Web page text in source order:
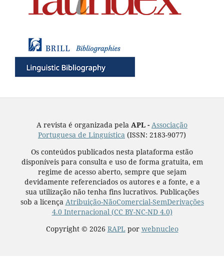
A revista é organizada pela APL - Associação
Portuguesa de Linguística (ISSN: 2183-9077)
Os conteúdos publicados nesta plataforma estão
disponíveis para consulta e uso de forma gratuita, em
regime de acesso aberto, sempre que sejam
devidamente referenciados os autores e a fonte, e a
sua utilização não tenha fins lucrativos. Publicações
sob a licença Atribuição-NãoComercial-SemDerivações
4.0 Internacional (CC BY-NC-ND 4.0)
Copyright © 2026 RAPL por webnucleo